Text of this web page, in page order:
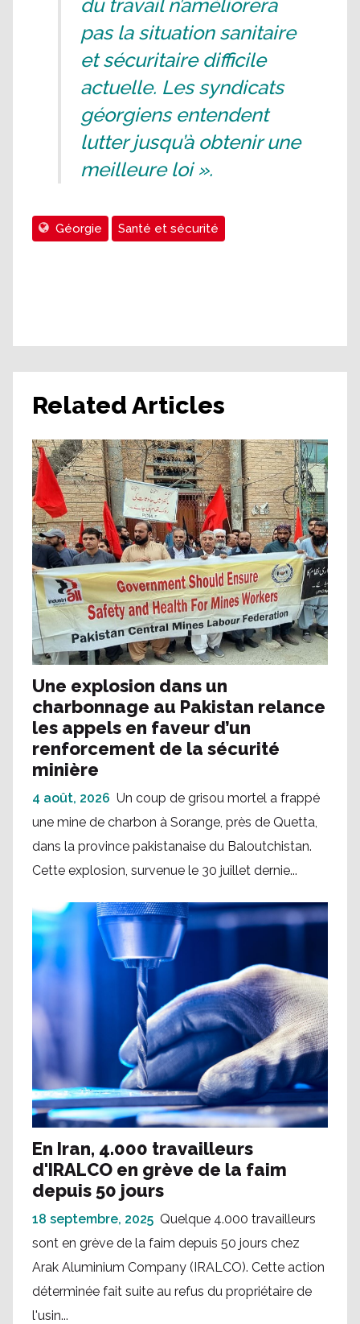
du travail n’améliorera
pas la situation sanitaire
et sécuritaire difficile
actuelle. Les syndicats
géorgiens entendent
lutter jusqu’à obtenir une
meilleure loi ».
Géorgie Santé et sécurité
Related Articles
Une explosion dans un
charbonnage au Pakistan relance
les appels en faveur d’un
renforcement de la sécurité
minière
4 août, 2026 Un coup de grisou mortel a frappé
une mine de charbon à Sorange, près de Quetta,
dans la province pakistanaise du Baloutchistan.
Cette explosion, survenue le 30 juillet dernie...
En Iran, 4.000 travailleurs
d'IRALCO en grève de la faim
depuis 50 jours
18 septembre, 2025 Quelque 4.000 travailleurs
sont en grève de la faim depuis 50 jours chez
Arak Aluminium Company (IRALCO). Cette action
déterminée fait suite au refus du propriétaire de
l'usin...